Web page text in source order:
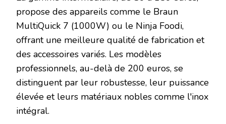
propose des appareils comme le Braun
MultiQuick 7 (1000W) ou le Ninja Foodi,
offrant une meilleure qualité de fabrication et
des accessoires variés. Les modèles
professionnels, au-delà de 200 euros, se
distinguent par leur robustesse, leur puissance
élevée et leurs matériaux nobles comme l'inox
intégral.